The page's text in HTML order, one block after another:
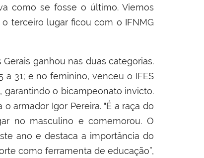
como se fosse o último. Viemos
terceiro lugar ficou com o IFNMG
ganhou nas duas categorias.
a 31; e no feminino, venceu o IFES
garantindo o bicampeonato invicto.
o armador Igor Pereira."É a raça do
no masculino e comemorou. O
ano e destaca a importância do
como ferramenta de educação”,